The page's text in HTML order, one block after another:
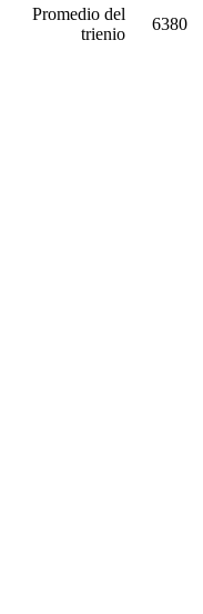
Promedio del
trienio
6380